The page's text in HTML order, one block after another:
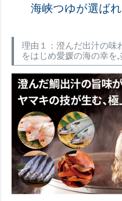
海峡つゆが選ば
理由１：澄んだ出汁の味
をはじめ愛媛の海の幸を